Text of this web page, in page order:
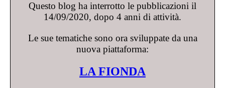
Questo blog ha interrotto le pubblicazioni il
14/09/2020, dopo 4 anni di attività.
Le sue tematiche sono ora sviluppate da una
nuova piattaforma:
LA FIONDA